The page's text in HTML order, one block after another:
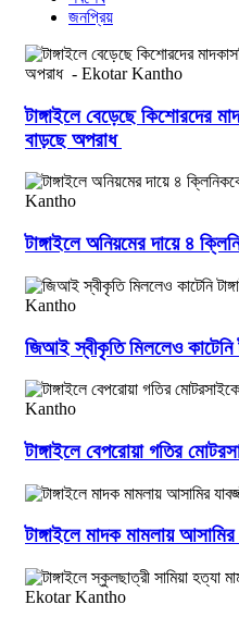
জনপ্রিয়
টাঙ্গাইলে বেড়েছে কিশোরদের
বাড়ছে অপরাধ
টাঙ্গাইলে অনিয়মের দায়ে ৪
জিআই স্বীকৃতি মিললেও কাটেনি
টাঙ্গাইলে বেপরোয়া গতির
টাঙ্গাইলে মাদক মামলায়